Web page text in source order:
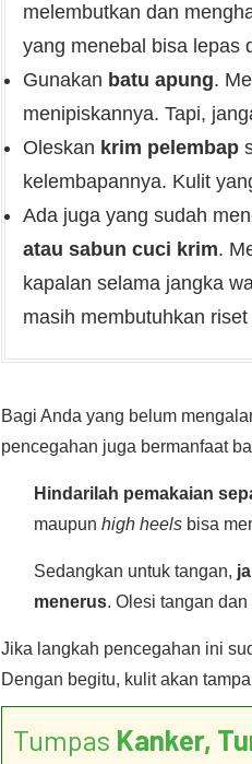
melembutkan dan
yang menebal bisa lepas
Gunakan batu apung.
menipiskannya. Tapi,
Oleskan krim pelembap
kelembapannya. Kulit
Ada juga yang sudah
atau sabun cuci krim.
kapalan selama jangka
masih membutuhkan
Bagi Anda yang belum
pencegahan juga bermanfaat
Hindarilah pemakaian
maupun high heels bisa
Sedangkan untuk tangan,
menerus. Olesi tangan
Jika langkah pencegahan ini
Dengan begitu, kulit akan
Tumpas Kanker,